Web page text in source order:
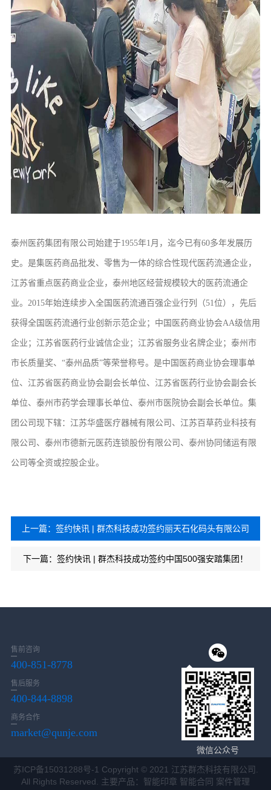
泰州医药集团有限公司始建于1955年1月，迄今已有60多年发展历
史。是集医药商品批发、零售为一体的综合性现代医药流通企业，
江苏省重点医药商业企业，泰州地区经营规模较大的医药流通企
业。2015年始连续步入全国医药流通百强企业行列（51位），先后
获得全国医药流通行业创新示范企业；中国医药商业协会AA级信用
企业；江苏省医药行业诚信企业；江苏省服务业名牌企业；泰州市
市长质量奖、“泰州品质”等荣誉称号。是中国医药商业协会理事单
位、江苏省医药商业协会副会长单位、江苏省医药行业协会副会长
单位、泰州市药学会理事长单位、泰州市医院协会副会长单位。集
团公司现下辖：江苏华盛医疗器械有限公司、江苏百草药业科技有
限公司、泰州市德新元医药连锁股份有限公司、泰州协同储运有限
公司等全资或控股企业。
上一篇：签约快讯 | 群杰科技成功签约丽天石化码头有限公司
下一篇：签约快讯 | 群杰科技成功签约中国500强安踏集团！
售前咨询
400-851-8778
售后服务
400-844-8898
商务合作
market@qunje.com
微信公众号
苏ICP备15031288号-1 Copyright © 2021 江苏群杰科技有限公司.
All Rights Reserved. 主要产品：智能印章 智能合同 案件管理